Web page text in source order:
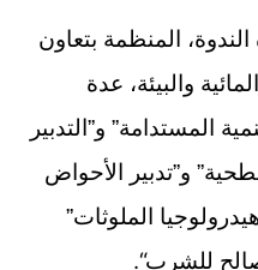
المنظمة بتعاون
والبيئة، عدة
المستدامة” و”التدبير
و”تدبير الأحواض
الملوثات”
للشرب“.